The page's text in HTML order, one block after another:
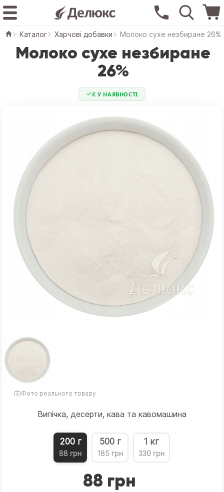
Каталог Харчові добавки Молоко сухе незбиране 26%
Молоко сухе незбиране
26%
Є У НАЯВНОСТІ
Фото реального товару
Випічка, десерти, кава та кавомашина
200 г
88 грн
500 г
185 грн
1 кг
330 грн
88 грн